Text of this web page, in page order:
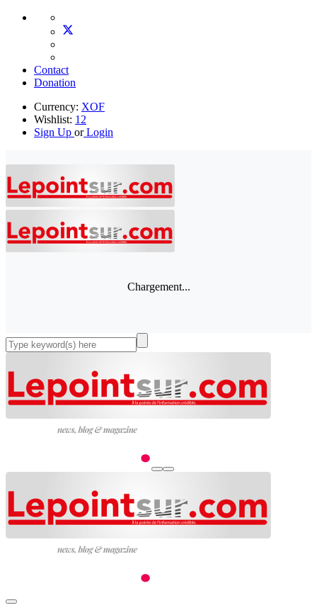
Contact
Donation
Currency: XOF
Wishlist: 12
Sign Up orLogin
Chargement...